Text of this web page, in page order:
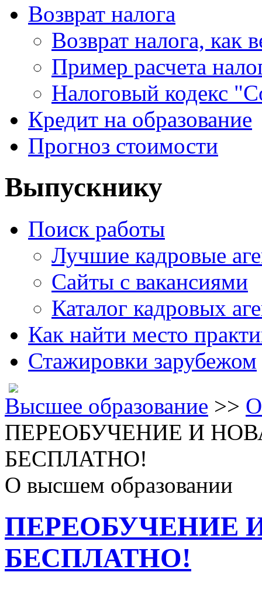
Возврат налога
Возврат налога, как
Пример расчета
Налоговый кодекс
Кредит на образование
Прогноз стоимости
Выпускнику
Поиск работы
Лучшие кадровые
Сайты с вакансиями
Каталог кадровых
Как найти место
Стажировки зарубежом
Высшее образование >>
ПЕРЕОБУЧЕНИЕ И
БЕСПЛАТНО!
О высшем образовании
ПЕРЕОБУЧЕНИЕ
БЕСПЛАТНО!